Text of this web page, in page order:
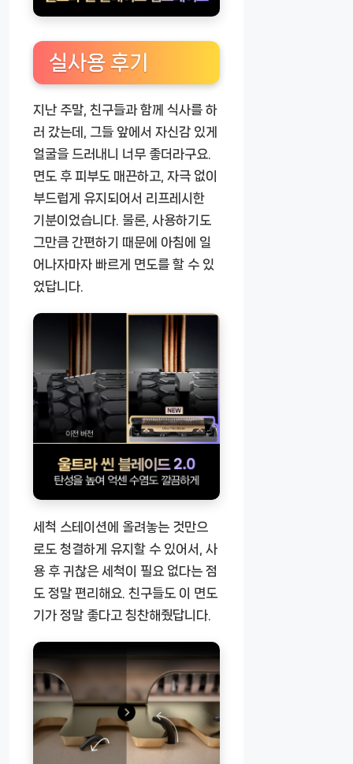
실사용 후기
지난 주말, 친구들과 함께 식사를 하
러 갔는데, 그들 앞에서 자신감 있게
얼굴을 드러내니 너무 좋더라구요.
면도 후 피부도 매끈하고, 자극 없이
부드럽게 유지되어서 리프레시한
기분이었습니다. 물론, 사용하기도
그만큼 간편하기 때문에 아침에 일
어나자마자 빠르게 면도를 할 수 있
었답니다.
세척 스테이션에 올려놓는 것만으
로도 청결하게 유지할 수 있어서, 사
용 후 귀찮은 세척이 필요 없다는 점
도 정말 편리해요. 친구들도 이 면도
기가 정말 좋다고 칭찬해줬답니다.